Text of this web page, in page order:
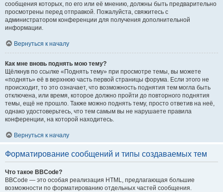
сообщения которых, по его или её мнению, должны быть предварительно
просмотрены перед отправкой. Пожалуйста, свяжитесь с
администратором конференции для получения дополнительной
информации.
Вернуться к началу
Как мне вновь поднять мою тему?
Щёлкнув по ссылке «Поднять тему» при просмотре темы, вы можете
«поднять» её в верхнюю часть первой страницы форума. Если этого не
происходит, то это означает, что возможность поднятия тем могла быть
отключена, или время, которое должно пройти до повторного поднятия
темы, ещё не прошло. Также можно поднять тему, просто ответив на неё,
однако удостоверьтесь, что тем самым вы не нарушаете правила
конференции, на которой находитесь.
Вернуться к началу
Форматирование сообщений и типы создаваемых тем
Что такое BBCode?
BBCode — это особая реализация HTML, предлагающая большие
возможности по форматированию отдельных частей сообщения.